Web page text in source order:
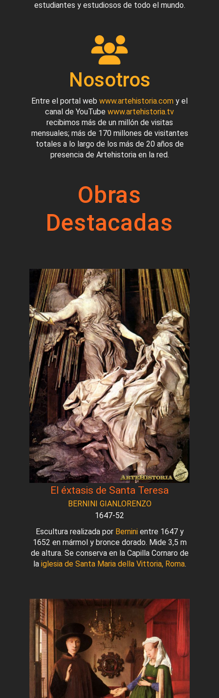
estudiantes y estudiosos de todo el mundo.
Nosotros
Entre el portal web www.artehistoria.com y el
canal de YouTube www.artehistoria.tv
recibimos más de un millón de visitas
mensuales; más de 170 millones de visitantes
totales a lo largo de los más de 20 años de
presencia de Artehistoria en la red.
Obras
Destacadas
El éxtasis de Santa Teresa
BERNINI GIANLORENZO
1647-52
Escultura realizada por Berninientre 1647 y
1652 en mármol y bronce dorado. Mide 3,5 m
de altura. Se conserva en la Capilla Cornaro de
la iglesia de Santa Maria della Vittoria, Roma.